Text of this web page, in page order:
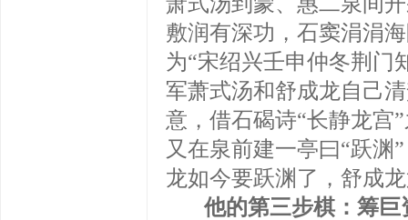
敷润有深功，石窦涓涓
为“宋绍兴壬申仲冬荆门
军萧式汤和舒成龙自己
意，借石碣诗“长静龙宫
又在泉前建一亭曰“跃渊
龙如今要跃渊了，舒成
他的第三步棋：筹巨